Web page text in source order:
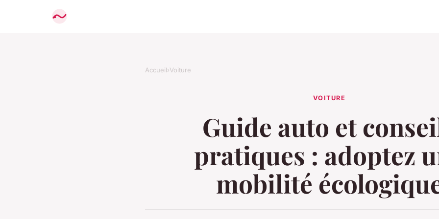
Accueil›Voiture
VOITURE
Guide auto et
pratiques : adoptez
mobilité